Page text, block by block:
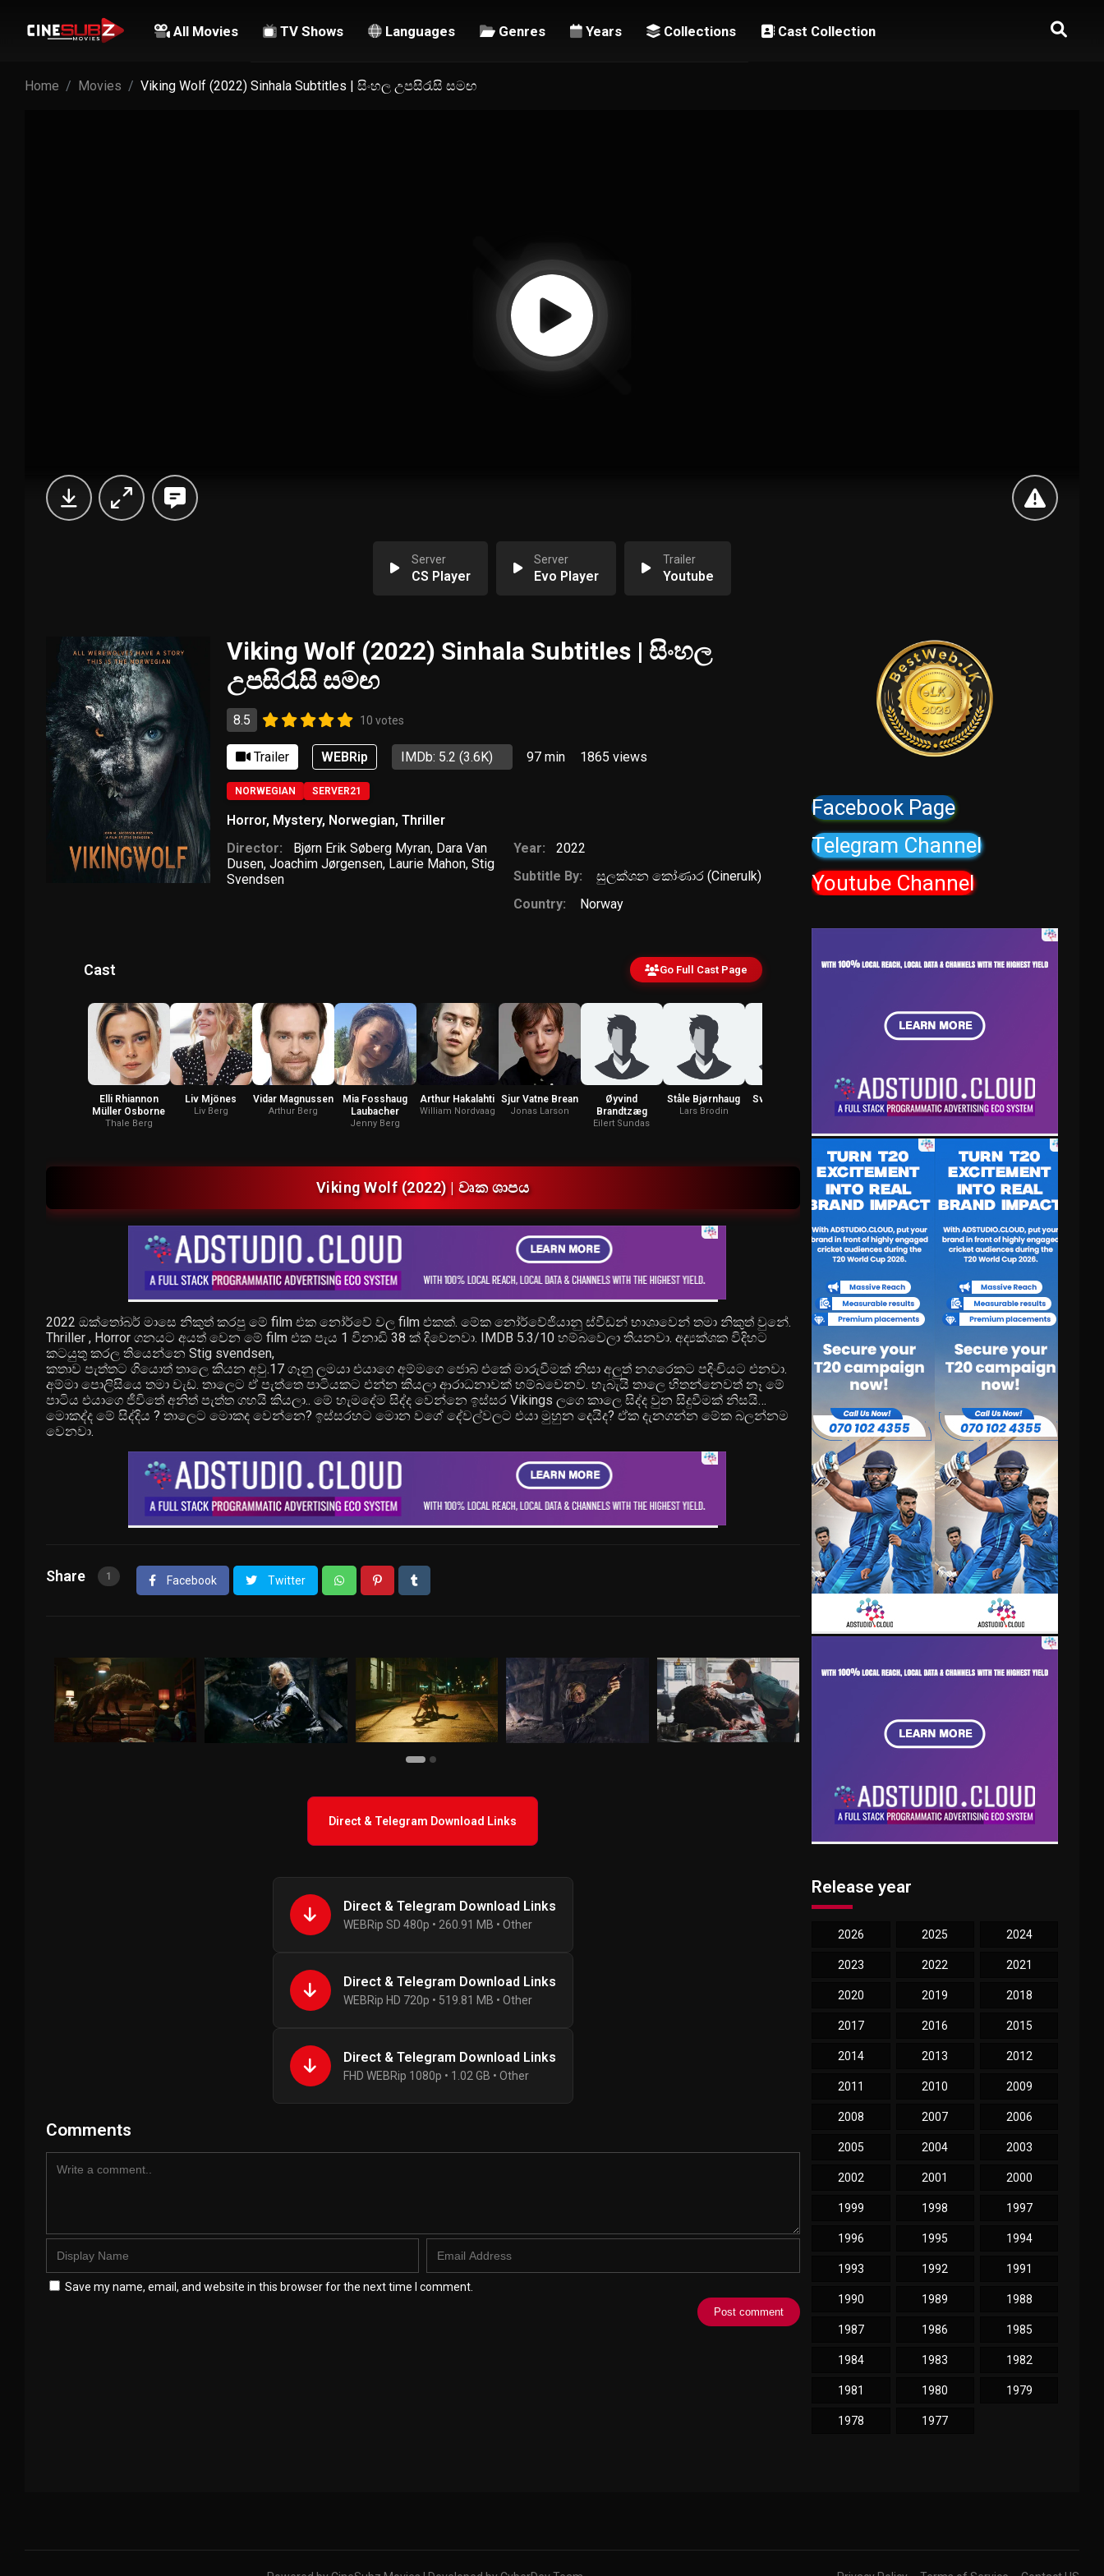
All Movies TV Shows Languages Genres Years Collections Cast Collection
Home Movies Viking Wolf (2022) Sinhala Subtitles | සිංහල උපසිරැසි සමඟ
Server
CS Player
Server
Evo Player
Trailer
Youtube
Viking Wolf (2022) Sinhala Subtitles | සිංහල
උපසිරැසි සමඟ
8.5 10 votes
Trailer WEBRip IMDb: 5.2 (3.6K) 97 min 1865 views
NORWEGIAN SERVER21
Horror, Mystery, Norwegian, Thriller
Director:
Bjørn Erik Søberg Myran, Dara Van
Dusen, Joachim Jørgensen, Laurie Mahon, Stig
Svendsen
Year:
2022
Subtitle By:
සුලක්ශන කෝණාර (Cinerulk)
Country:
Norway
Cast Go Full Cast Page
Elli Rhiannon
Müller Osborne
Thale Berg
Liv Mjönes
Liv Berg
Vidar Magnussen
Arthur Berg
Mia Fosshaug
Laubacher
Jenny Berg
Arthur Hakalahti
William Nordvaag
Sjur Vatne Brean
Jonas Larson
Øyvind
Brandtzæg
Eilert Sundas
Ståle Bjørnhaug
Lars Brodin
Sverre Breivik Kasper Antonsen
Vidar Uthaug
Viking Wolf (2022) | වෘක ශාපය
2022 ඔක්තෝබර් මාසෙ නිකුත් කරපු මේ film එක නෝර්වේ වල film එකක්. මේක නෝර්වේජියානු ස්වීඩන් භාශාවෙන් තමා නිකුත් වුනේ.
Thriller , Horror ගනයට අයත් වෙන මේ film එක පැය 1 විනාඩි 38 ක් දිවෙනවා. IMDB 5.3/10 හම්බවෙලා තියනවා. අද්‍යක්ශක විදිහට
කටයුතු කරල තියෙන්නෙ Stig svendsen,
කතාව පැත්තට ගියොත් තාලෙ කියන අවු.17 ගෑනු ලමයා එයාගෙ අම්මගෙ ජොබ් එකේ මාරුවීමක් නිසා අලුත් නගරෙකට පදිංචියට එනවා.
අම්මා පොලිසියෙ තමා වැඩ. තාලෙට ඒ පැත්තෙ පාටියකට එන්න කියලා ආරාධනාවක් හම්බවෙනව. හැබැයි තාලෙ හිතන්නෙවත් නෑ මේ
පාටිය එයාගෙ ජීවිතේ අනිත් පැත්ත ගහයි කියලා.. මේ හැමදේම සිද්ද වෙන්නෙ ඉස්සර Vikings ලගෙ කාලෙ සිද්ද වුන සිදුවීමක් නිසයි…
මොකද්ද මේ සිද්දිය ? තාලෙට මොකද වෙන්නෙ? ඉස්සරහට මොන වගේ දේවල්වලට එයා මුහුන දෙයිද? ඒක දැනගන්න මේක බලන්නම
වෙනවා.
Share 1 Facebook Twitter
Direct & Telegram Download Links
Direct & Telegram Download Links
WEBRip SD 480p • 260.91 MB • Other
Direct & Telegram Download Links
WEBRip HD 720p • 519.81 MB • Other
Direct & Telegram Download Links
FHD WEBRip 1080p • 1.02 GB • Other
Comments
Save my name, email, and website in this browser for the next time I comment.
Facebook Page
Telegram Channel
Youtube Channel
Release year
2026 2025 2024
2023 2022 2021
2020 2019 2018
2017 2016 2015
2014 2013 2012
2011 2010 2009
2008 2007 2006
2005 2004 2003
2002 2001 2000
1999 1998 1997
1996 1995 1994
1993 1992 1991
1990 1989 1988
1987 1986 1985
1984 1983 1982
1981 1980 1979
1978 1977